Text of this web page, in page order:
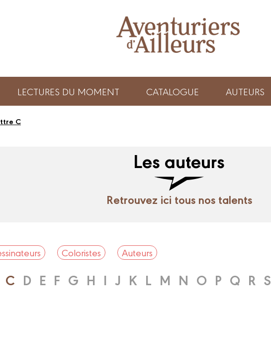
LECTURES DU MOMENT CATALOGUE AUTEURS
C
Les auteurs
Retrouvez ici tous nos talents
Coloristes Auteurs
C D E F G H I J K L M N O P Q R S